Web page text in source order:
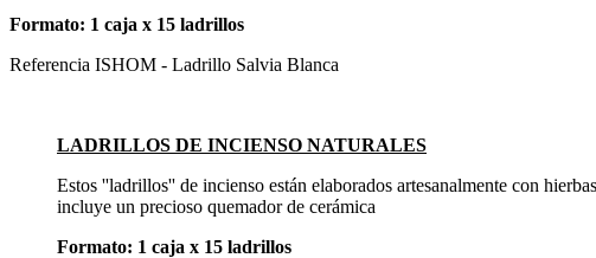
Formato: 1 caja x 15 ladrillos
Referencia ISHOM - Ladrillo Salvia Blanca
LADRILLOS DE INCIENSO NATURALES
Estos ''ladrillos'' de incienso están elaborados artesanalmente con
incluye un precioso quemador de cerámica
Formato: 1 caja x 15 ladrillos